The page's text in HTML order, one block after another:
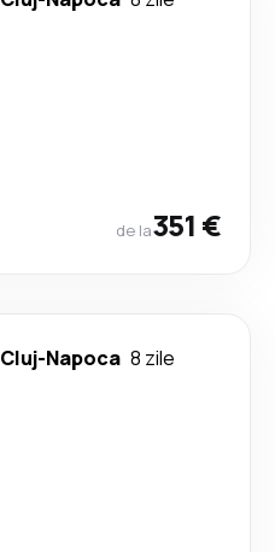
de la351 €
Cluj-Napoca 8 zile